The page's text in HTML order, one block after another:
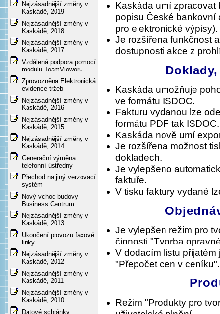
Nejzásadnější změny v
Kaskádě, 2019
Nejzásadnější změny v
Kaskádě, 2018
Nejzásadnější změny v
Kaskádě, 2017
Vzdálená podpora pomocí
modulu TeamVieweru
Zprovozněna Elektronická
evidence tržeb
Nejzásadnější změny v
Kaskádě, 2016
Nejzásadnější změny v
Kaskádě, 2015
Nejzásadnější změny v
Kaskádě, 2014
Generační výměna
telefonní ústředny
Přechod na jiný verzovací
systém
Nový vchod budovy
Business Centrum
Nejzásadnější změny v
Kaskádě, 2013
Ukončení provozu faxové
linky
Nejzásadnější změny v
Kaskádě, 2012
Nejzásadnější změny v
Kaskádě, 2011
Nejzásadnější změny v
Kaskádě, 2010
Datové schránky
Kaskáda umí zpracovat
popisu České bankovní
pro elektronické výpisy).
Je rozšířena funkčnost
dostupnosti akce z
Kaskáda umožňuje
ve formátu ISDOC.
Fakturu vydanou lze
formátu PDF tak ISDOC.
Kaskáda nově umí
Je rozšířena možnost
dokladech.
Je vylepšeno
faktuře.
V tisku faktury vydané
Je vylepšen režim pro
činnosti "Tvorba
V dodacím listu
"Přepočet cen v ceníku".
Režim "Produkty pro